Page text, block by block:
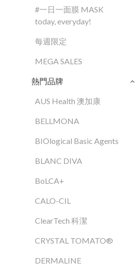
#一日一面膜 MASK
today, everyday!
每週限定
MEGA SALES
熱門品牌
AUS Health 澳加康
BELLMONA
BIOlogical Basic Agents
BLANC DIVA
BoLCA+
CALO-CIL
ClearTech 科潔
CRYSTAL TOMATO®
DERMALINE